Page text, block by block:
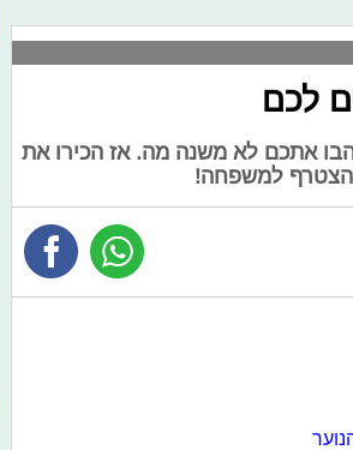
לכם
אתכם לא משנה מה. אז הכירו את
למשפחה!